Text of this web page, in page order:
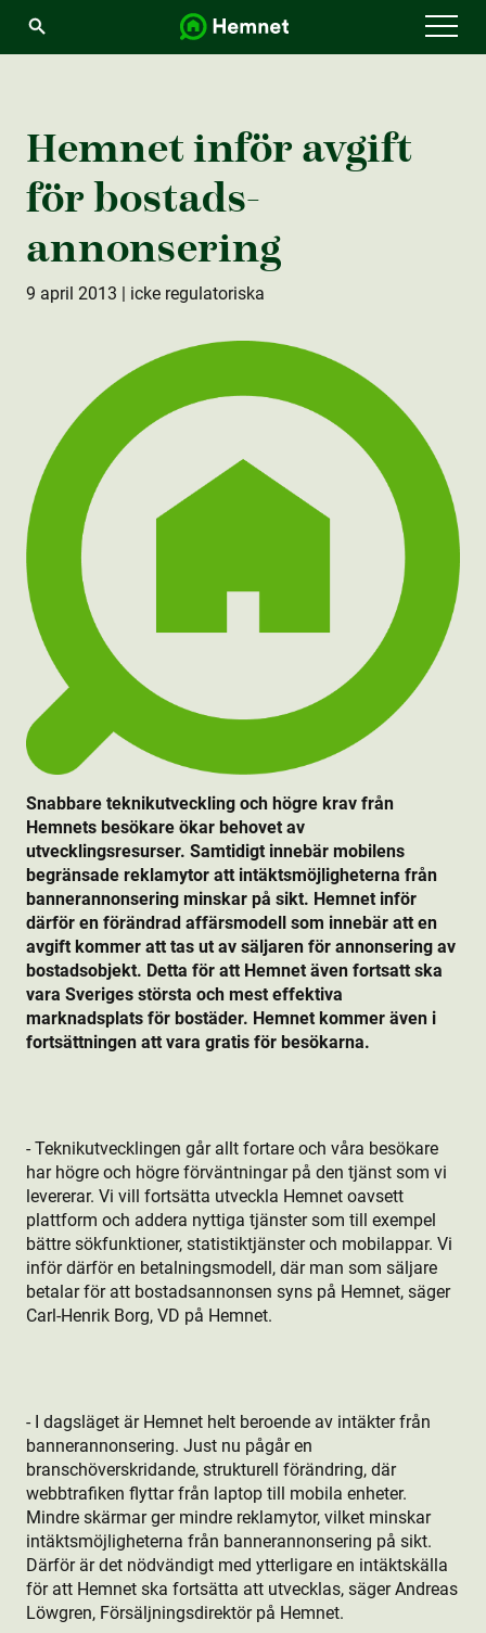
Hemnet inför avgift
för bostads­
annonsering
9 april 2013 | icke regulatoriska
Snabbare teknikutveckling och högre krav från
Hemnets besökare ökar behovet av
utvecklingsresurser. Samtidigt innebär mobilens
begränsade reklamytor att intäktsmöjligheterna från
bannerannonsering minskar på sikt. Hemnet inför
därför en förändrad affärsmodell som innebär att en
avgift kommer att tas ut av säljaren för annonsering av
bostads­objekt. Detta för att Hemnet även fortsatt ska
vara Sveriges största och mest effektiva
marknadsplats för bostäder. Hemnet kommer även i
fortsättningen att vara gratis för besökarna.
- Teknikutvecklingen går allt fortare och våra besökare
har högre och högre förväntningar på den tjänst som vi
levererar. Vi vill fortsätta utveckla Hemnet oavsett
plattform och addera nyttiga tjänster som till exempel
bättre sökfunktion­er, statistiktjänster och mobilappar. Vi
inför därför en betalningsmodell, där man som säljare
betalar för att bostads­annonsen syns på Hemnet, säger
Carl-Henrik Borg, VD på Hemnet.
- I dagsläget är Hemnet helt beroende av intäkter från
bannerannonsering. Just nu pågår en
branschöverskridande, strukturell förändring, där
webbtrafiken flyttar från laptop till mobila enheter.
Mindre skärmar ger mindre reklamytor, vilket minskar
intäktsmöjligheterna från bannerannonsering på sikt.
Därför är det nödvändigt med ytterligare en intäktskälla
för att Hemnet ska fortsätta att utvecklas, säger Andreas
Löwgren, Försäljningsdirektör på Hemnet.